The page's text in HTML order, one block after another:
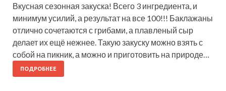
Вкусная сезонная закуска! Всего 3 ингредиента, и
минимум усилий, а результат на все 100!!! Баклажаны
отлично сочетаются с грибами, а плавленый сыр
делает их ещё нежнее. Такую закуску можно взять с
собой на пикник, а можно и приготовить на природе…
ПОДРОБНЕЕ